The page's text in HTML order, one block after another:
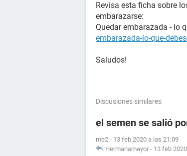
Revisa esta ficha sobre
embarazarse:
Quedar embarazada - lo
embarazada-lo-que-
Saludos!
Discusiones similares
el semen se salió
me2 - 13 feb 2020 a las 21:09
Hermanamayor - 13 feb